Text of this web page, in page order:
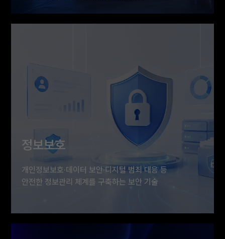
정보보호
개인정보보호·데이터 보안·디지털 범죄 대응 등
안전한 정보관리 체계를 구축하는 보안 기술
개인정보보호와 데이터 보안 기술로 공공기관과 기업의
정보 유출을 예방하고, 디지털 범죄 대응 역량을 높이는